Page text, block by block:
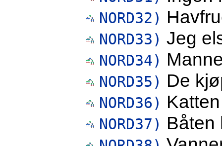
NORD32)
NORD33) Jeg
NORD34)
NORD35) De
NORD36)
NORD37) Båten